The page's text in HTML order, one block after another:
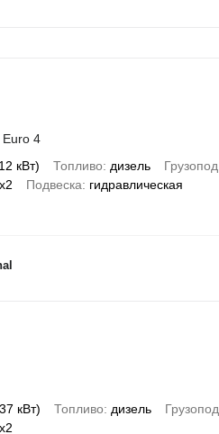
Euro 4
кВт) Топливо дизель Грузопод.
Подвеска гидравлическая
кВт) Топливо дизель Грузопод.